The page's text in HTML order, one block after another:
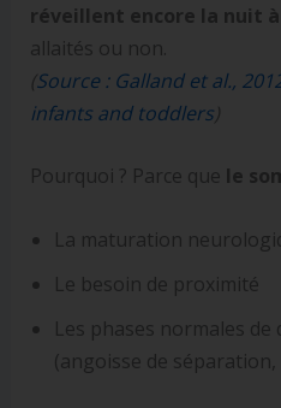
réveillent encore la nuit à
allaités ou non.
(Source : Galland et al.,
infants and toddlers)
Pourquoi ? Parce que le
La maturation
Le besoin de proximité
Les phases normales
(angoisse de